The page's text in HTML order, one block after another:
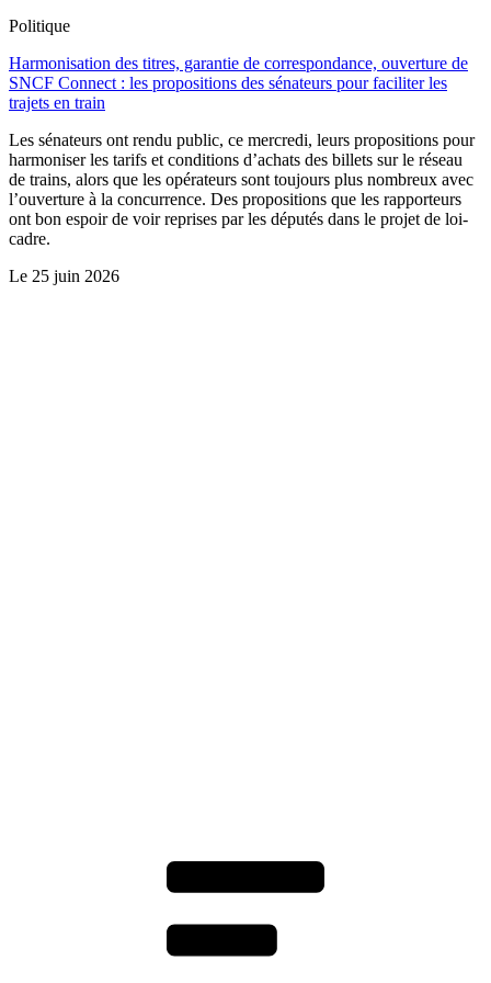
Politique
Harmonisation des titres, garantie de correspondance, ouverture de
SNCF Connect : les propositions des sénateurs pour faciliter les
trajets en train
Les sénateurs ont rendu public, ce mercredi, leurs propositions pour
harmoniser les tarifs et conditions d’achats des billets sur le réseau
de trains, alors que les opérateurs sont toujours plus nombreux avec
l’ouverture à la concurrence. Des propositions que les rapporteurs
ont bon espoir de voir reprises par les députés dans le projet de loi-
cadre.
Le 25 juin 2026